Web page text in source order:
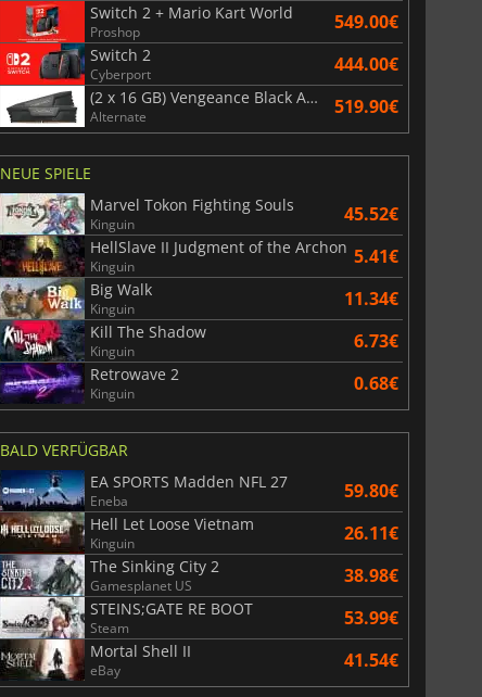
Switch 2 + Mario Kart World
Proshop 549.00€
Switch 2
Cyberport 444.00€
(2 x 16 GB) Vengeance Black AMD Expo 6000 MHz - CAS 30
Alternate 519.90€
NEUE SPIELE
Marvel Tokon Fighting Souls
Kinguin 45.52€
HellSlave II Judgment of the Archon
Kinguin 5.41€
Big Walk
Kinguin 11.34€
Kill The Shadow
Kinguin 6.73€
Retrowave 2
Kinguin 0.68€
BALD VERFÜGBAR
EA SPORTS Madden NFL 27
Eneba 59.80€
Hell Let Loose Vietnam
Kinguin 26.11€
The Sinking City 2
Gamesplanet US 38.98€
STEINS;GATE RE BOOT
Steam 53.99€
Mortal Shell II
eBay 41.54€